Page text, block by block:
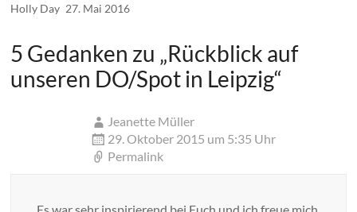
Holly Day 27. Mai 2016
5 Gedanken zu „Rückblick auf
unseren DO/Spot in Leipzig“
Jeanette Müller
29. Oktober 2015 um 5:35 Uhr
Permalink